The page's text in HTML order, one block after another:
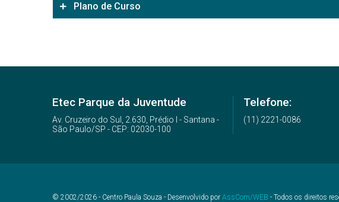
Código Curso
339 – Novotec Programação de Jogos Digitais
Plano de Curso
339 – Novotec Programação de Jogos Digitais
Etec Parque da Juventude
Av. Cruzeiro do Sul, 2.630, Prédio I - Santana -
São Paulo/SP - CEP: 02030-100
Telefone:
(11) 2221-0086
© 2002/2026 - Centro Paula Souza - Desenvolvido por AssCom/WEB - Todos os direitos